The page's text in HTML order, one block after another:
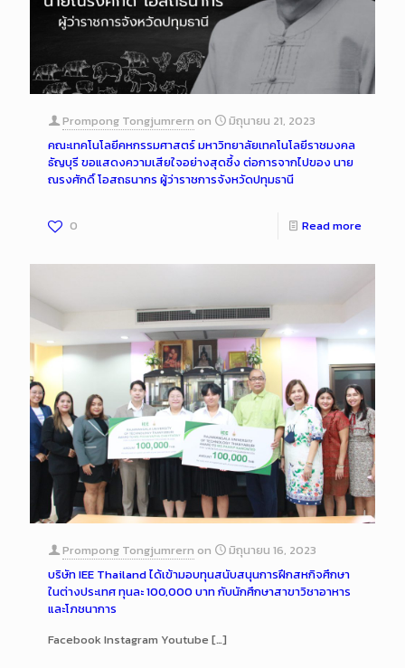
Prompong Tongjumrern on
มิถุนายน 21, 2023
คณะเทคโนโลยีคหกรรมศาสตร์ มหาวิทยาลัยเทคโนโลยีราชมงคล
ธัญบุรี ขอแสดงความเสียใจอย่างสุดซึ้ง ต่อการจากไปของ นาย
ณรงศักดิ์ โอสถธนากร ผู้ว่าราชการจังหวัดปทุมธานี
0 Read more
Prompong Tongjumrern on
มิถุนายน 16, 2023
บริษัท IEE Thailand ได้เข้ามอบทุนสนับสนุนการฝึกสหกิจศึกษา
ในต่างประเทศ ทุนละ 100,000 บาท กับนักศึกษาสาขาวิชาอาหาร
และโภชนาการ
Facebook Instagram Youtube […]